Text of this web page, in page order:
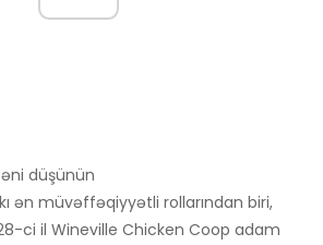
düşünün
ən müvəffəqiyyətli rollarından biri,
ci il Wineville Chicken Coop adam